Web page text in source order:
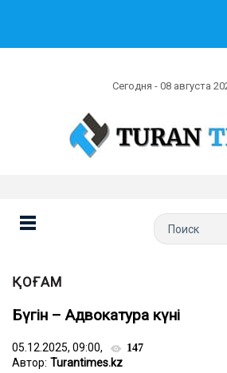
Сегодня - 08 августа
ҚОҒАМ
Бүгін – Адвокатура күні
05.12.2025, 09:00, 147
Автор: Turantimes.kz